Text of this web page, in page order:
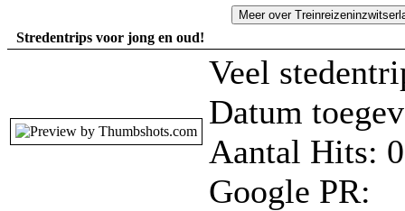
Meer over
Stredentrips voor jong en oud!
Veel
Datum
Aantal Hits: 0
Google PR: